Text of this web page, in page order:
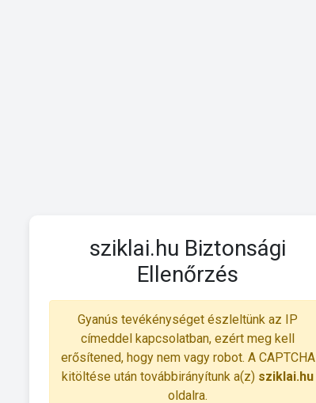
sziklai.hu Biztonsági
Ellenőrzés
Gyanús tevékénységet észleltünk az IP
címeddel kapcsolatban, ezért meg kell
erősítened, hogy nem vagy robot. A CAPTCHA
kitöltése után továbbirányítunk a(z) sziklai.hu
oldalra.